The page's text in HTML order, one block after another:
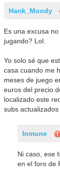
Hank_Moody
Es una excusa
jugando? Lol.
Yo solo sé que
casa cuando me
meses de juego
euros del precio
localizado este
subs
Inmune
Ni caso, ese
en el foro de